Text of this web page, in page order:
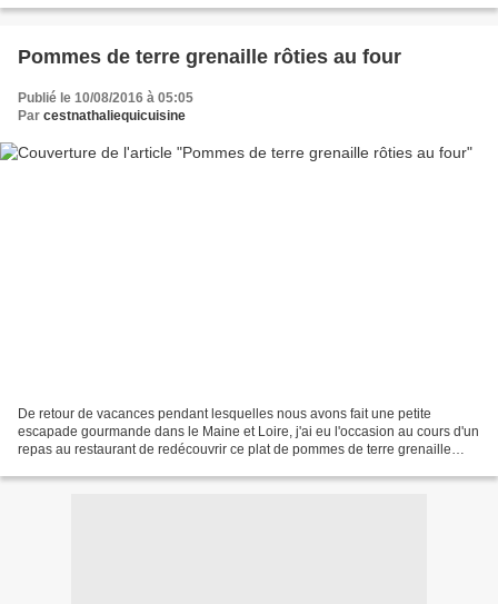
Pommes de terre grenaille rôties au four
Publié le 10/08/2016 à 05:05
Par cestnathaliequicuisine
De retour de vacances pendant lesquelles nous avons fait une petite
escapade gourmande dans le Maine et Loire, j'ai eu l'occasion au cours d'un
repas au restaurant de redécouvrir ce plat de pommes de terre grenaille